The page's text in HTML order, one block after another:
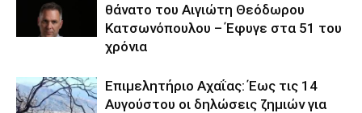
θάνατο του Αιγιώτη Θεόδωρου
Κατσωνόπουλου – Έφυγε στα 51 του
χρόνια
Επιμελητήριο Αχαΐας: Έως τις 14
Αυγούστου οι δηλώσεις ζημιών για